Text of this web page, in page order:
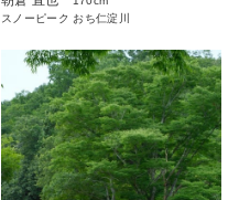
スノーピーク おち仁淀川